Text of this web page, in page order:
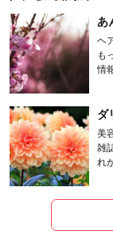
あ
ヘ
も
情
ダ
美
雑
れ